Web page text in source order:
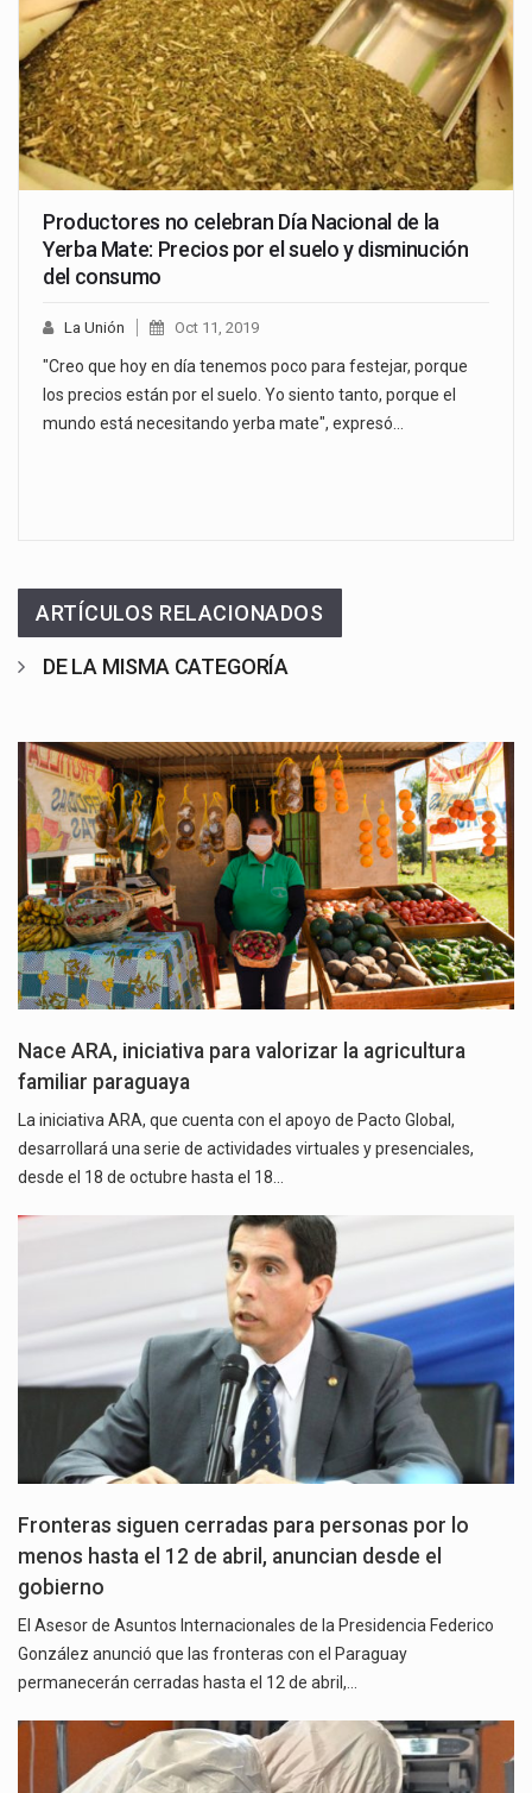
Productores no celebran Día Nacional de la
Yerba Mate: Precios por el suelo y disminución
del consumo
La Unión Oct 11, 2019
"Creo que hoy en día tenemos poco para festejar, porque
los precios están por el suelo. Yo siento tanto, porque el
mundo está necesitando yerba mate", expresó…
ARTÍCULOS RELACIONADOS
DE LA MISMA CATEGORÍA
Nace ARA, iniciativa para valorizar la agricultura
familiar paraguaya
La iniciativa ARA, que cuenta con el apoyo de Pacto Global,
desarrollará una serie de actividades virtuales y presenciales,
desde el 18 de octubre hasta el 18…
Fronteras siguen cerradas para personas por lo
menos hasta el 12 de abril, anuncian desde el
gobierno
El Asesor de Asuntos Internacionales de la Presidencia Federico
González anunció que las fronteras con el Paraguay
permanecerán cerradas hasta el 12 de abril,…